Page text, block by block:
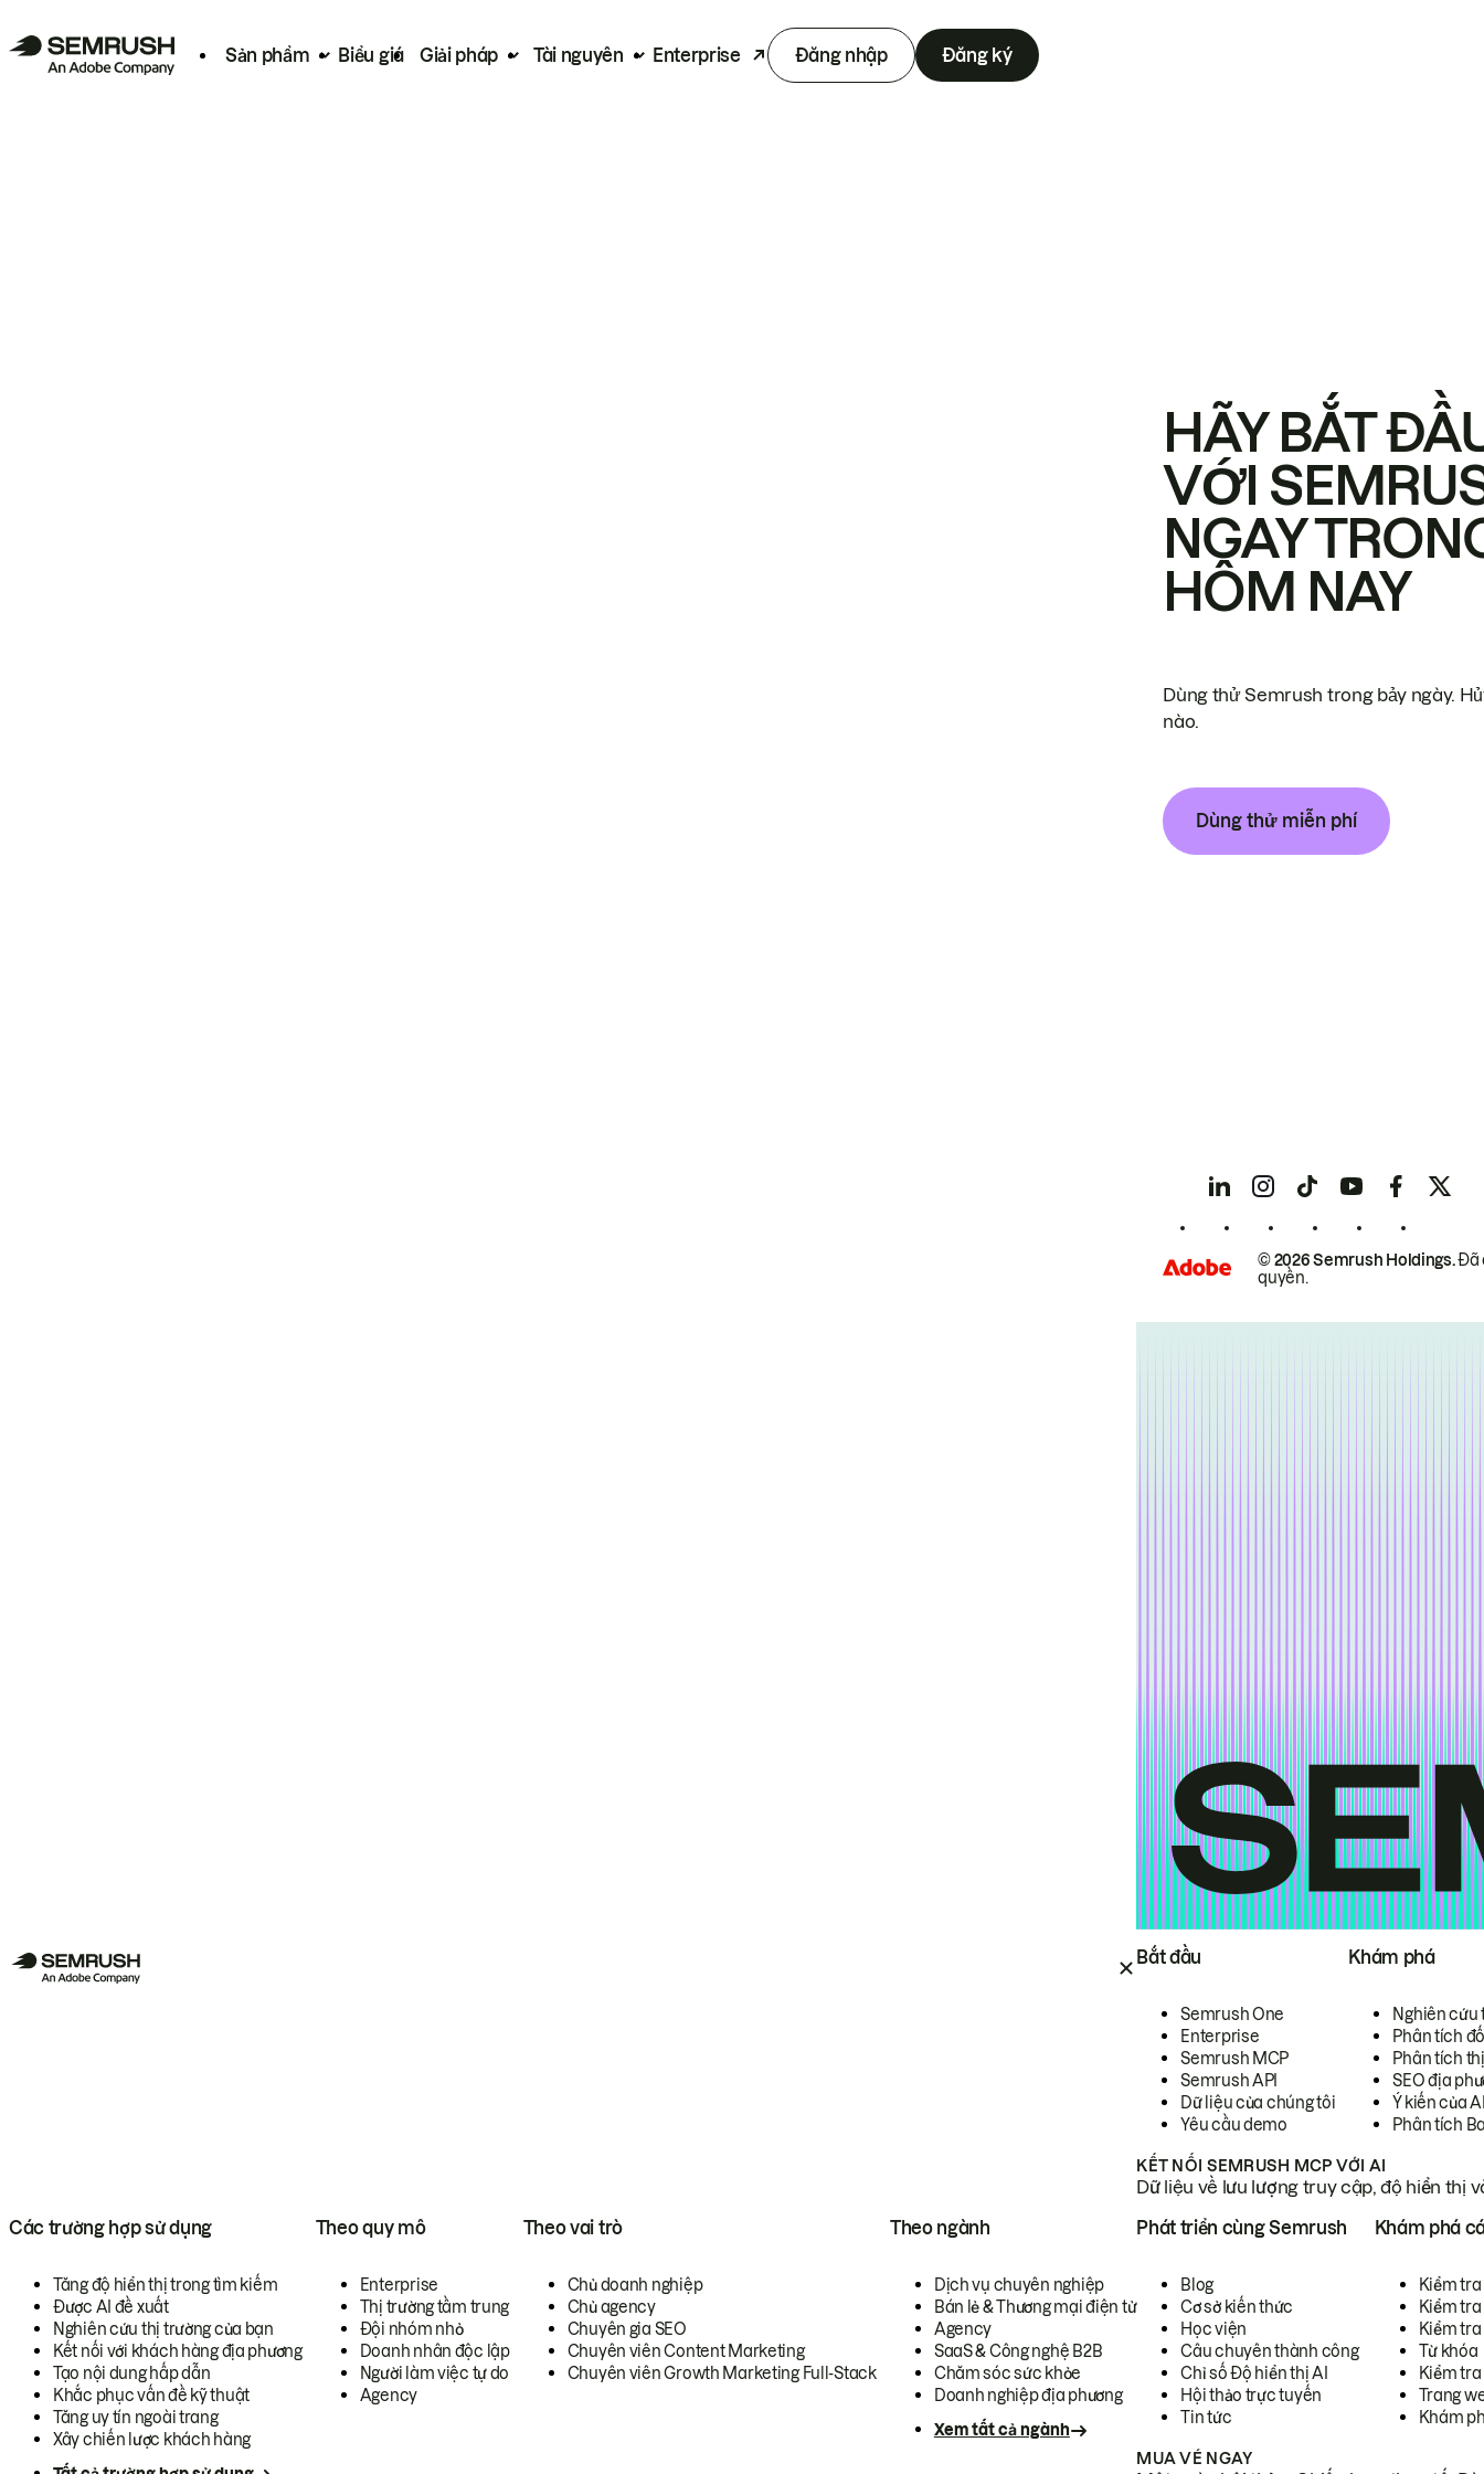
Sản phẩm Biểu giá Giải pháp Tài nguyên Enterprise Đăng nhập Đăng ký
Bắt đầu
Semrush One
Enterprise
Semrush MCP
Semrush API
Dữ liệu của chúng tôi
Yêu cầu demo
Khám phá
Nghiên cứu
Phân tích
Phân tích
SEO địa
Ý kiến của
Phân tích
KẾT NỐI SEMRUSH MCP VỚI AI
Dữ liệu về lưu lượng truy cập, độ hiển thị
Các trường hợp sử dụng
Tăng độ hiển thị trong tìm kiếm
Được AI đề xuất
Nghiên cứu thị trường của bạn
Kết nối với khách hàng địa phương
Tạo nội dung hấp dẫn
Khắc phục vấn đề kỹ thuật
Tăng uy tín ngoài trang
Xây chiến lược khách hàng
Theo quy mô
Enterprise
Thị trường tầm trung
Đội nhóm nhỏ
Doanh nhân độc lập
Người làm việc tự do
Agency
Theo vai trò
Chủ doanh nghiệp
Chủ agency
Chuyên gia SEO
Chuyên viên Content Marketing
Chuyên viên Growth Marketing Full-Stack
Theo ngành
Dịch vụ chuyên nghiệp
Bán lẻ & Thương mại điện tử
Agency
SaaS & Công nghệ B2B
Chăm sóc sức khỏe
Doanh nghiệp địa phương
Xem tất cả ngành
Phát triển cùng Semrush
Blog
Cơ sở kiến thức
Học viện
Câu chuyên thành công
Chỉ số Độ hiển thị AI
Hội thảo trực tuyến
Tin tức
Khám phá
Kiểm
Kiểm tra
Kiểm
Từ khóa
Kiểm
Trang
Khám
MUA VÉ NGAY
HÃY BẮT
VỚI
NGAY
HÔM NAY
Dùng thử Semrush trong bảy ngày.
nào.
Dùng thử miễn phí
© 2026 Semrush Holdings.Đã
quyền.